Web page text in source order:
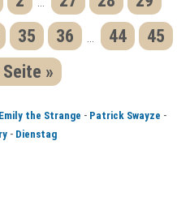
35 36 44
45
»
Emily the Strange - Patrick Swayze -
- Dienstag